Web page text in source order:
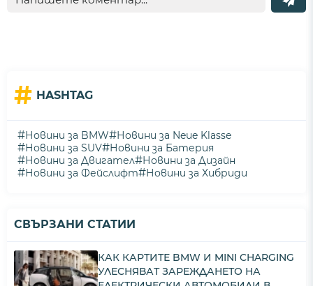
# HASHTAG
#Новини за BMW#Новини за Neue Klasse
#Новини за SUV#Новини за Батерия
#Новини за Двигател#Новини за Дизайн
#Новини за Фейслифт#Новини за Хибриди
СВЪРЗАНИ СТАТИИ
КАК КАРТИТЕ BMW И MINI CHARGING
УЛЕСНЯВАТ ЗАРЕЖДАНЕТО НА